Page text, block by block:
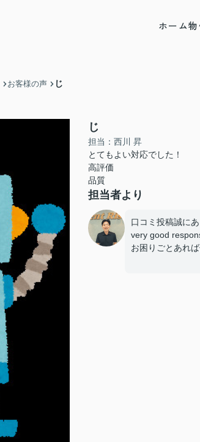
ホーム
お客様の声 じ
じ
担当：西川 昇
とてもよい対応でした！
高評価
品質
担当者より
口コミ投稿誠に
very good
お困りごとあれ